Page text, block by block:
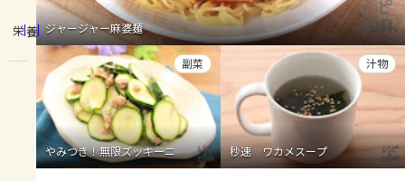
レシピ
トーク
よくあるお問い合わせ
お買い物
栄養 ジャージャー麻婆麺
やみつき！無限ズッキーニ
副菜
秒速 ワカメスープ
汁物